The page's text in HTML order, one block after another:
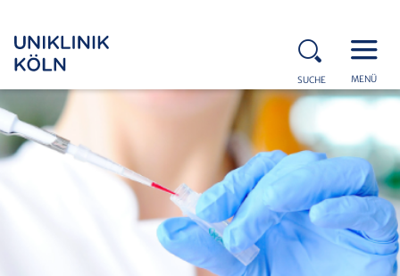
SUCHE MENÜ